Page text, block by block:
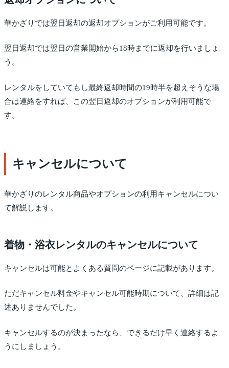
華かざりでは翌日返却の返却オプションがご利用可能です。
翌日返却では翌日の営業開始から18時までに返却を行いましょ
う。
レンタルをしていてもし最終返却時間の19時半を超えそうな場
合は連絡をすれば、この翌日返却のオプションが利用可能で
す。
キャンセルについて
華かざりのレンタル商品やオプションの利用キャンセルについ
て解説します。
着物・浴衣レンタルのキャンセルについて
キャンセルは可能とよくある質問のページに記載があります。
ただキャンセル料金やキャンセル可能時期について、詳細は記
述ありませんでした。
キャンセルするのが決まったなら、できるだけ早く連絡するよ
うにしましょう。